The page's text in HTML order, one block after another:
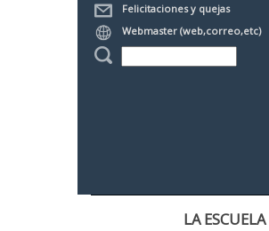
Felicitaciones y quejas
Webmaster (web,correo,etc)
LA